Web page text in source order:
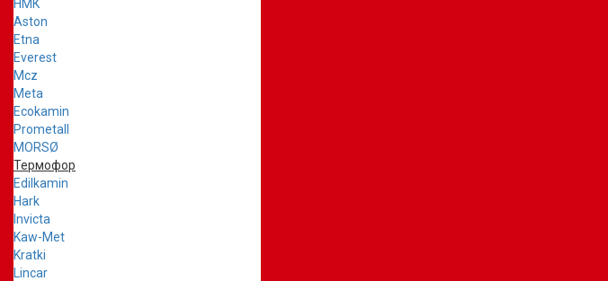
НМК
Aston
Etna
Everest
Mcz
Meta
Ecokamin
Prometall
MORSØ
Термофор
Edilkamin
Hark
Invicta
Kaw-Met
Kratki
Lincar